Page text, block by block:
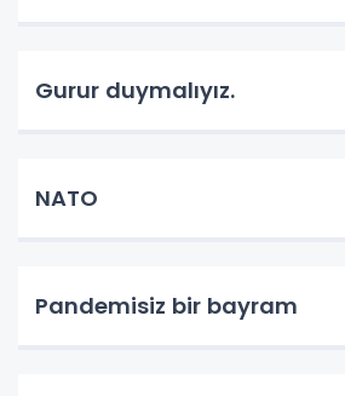
Gurur duymalıyız.
NATO
Pandemisiz bir bayram